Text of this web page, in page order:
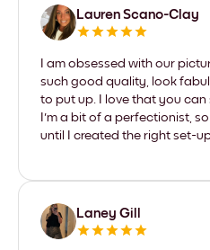
Lauren Scano-Clay
I am obsessed with our
such good quality, look
to put up. I love that you can
I'm a bit of a perfectionist,
until I created the right set-
Laney Gill